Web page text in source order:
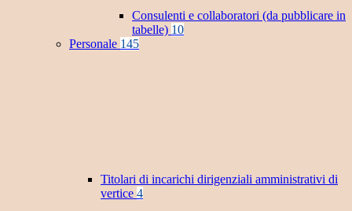
Consulenti e collaboratori (da pubblicare in
tabelle) 10
Personale 145
Titolari di incarichi dirigenziali amministrativi di
vertice 4